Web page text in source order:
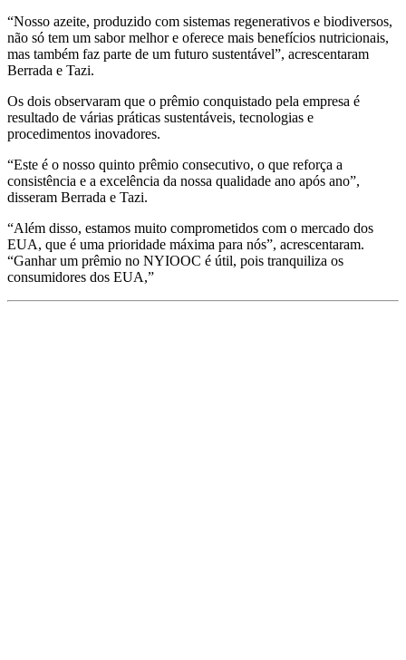
“Nosso azeite, produzido com sistemas regenerativos e biodiversos,
não só tem um sabor melhor e oferece mais benefícios nutricionais,
mas também faz parte de um futuro sustentável”, acrescentaram
Berrada e Tazi.
Os dois observaram que o prêmio conquistado pela empresa é
resultado de várias práticas sustentáveis, tecnologias e
procedimentos inovadores.
“Este é o nosso quinto prêmio consecutivo, o que reforça a
consistência e a excelência da nossa qualidade ano após ano”,
disseram Berrada e Tazi.
“Além disso, estamos muito comprometidos com o mercado dos
EUA, que é uma prioridade máxima para nós”, acrescentaram.
“Ganhar um prêmio no NYIOOC é útil, pois tranquiliza os
consumidores dos EUA,”